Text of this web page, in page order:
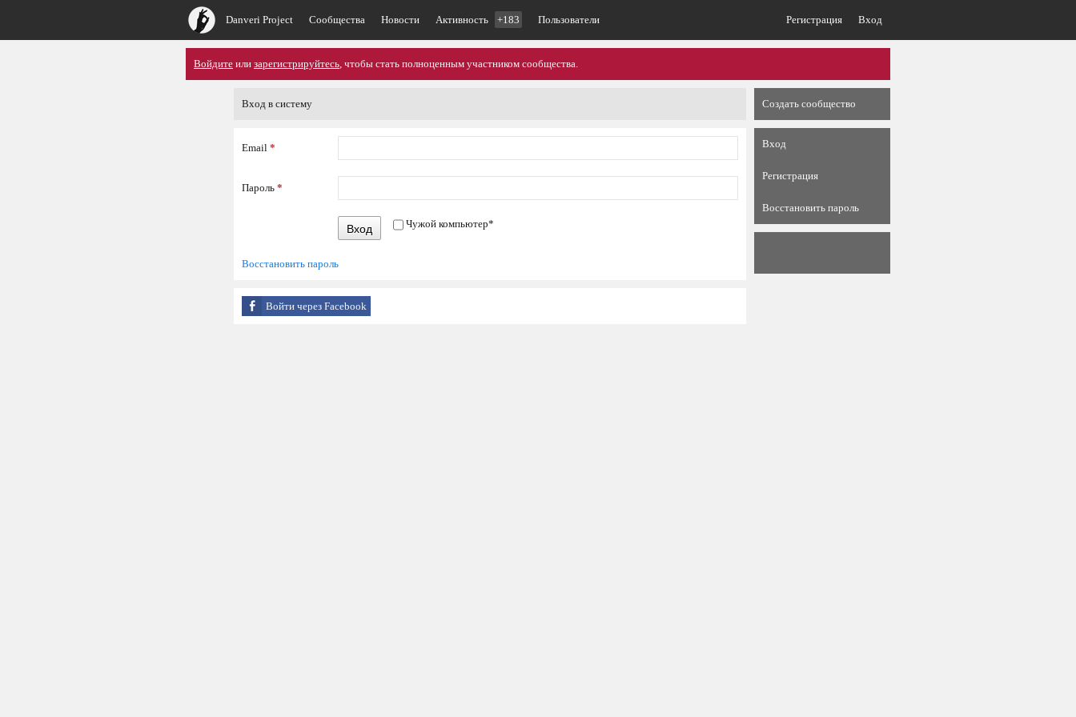
Danveri Project Сообщества Новости Активность +183 Пользователи Регистрация Вход
Войдите или зарегистрируйтесь, чтобы стать полноценным участником сообщества.
Вход в систему
Email *
Пароль *
Вход Чужой компьютер*
Восстановить пароль
Войти через Facebook
Создать сообщество
Вход
Регистрация
Восстановить пароль